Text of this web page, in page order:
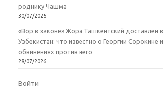
роднику Чашма
30/07/2026
«Вор в законе» Жора Ташкентский доставлен в
Узбекистан: что известно о Георгии Сорокине и
обвинениях против него
28/07/2026
Войти